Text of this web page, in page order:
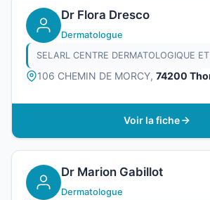
Dr Flora Dresco
Dermatologue
106 CHEMIN DE MORCY, 74200
Voir la fiche
Dr Marion Gabillot
Dermatologue